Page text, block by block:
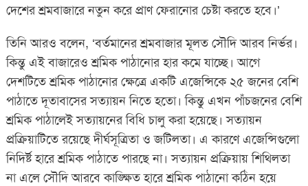
দেশের শ্রমবাজারে নতুন করে প্রাণ ফেরানোর চেষ্টা করতে হবে।’
তিনি আরও বলেন, ‘বর্তমানের শ্রমবাজার মূলত সৌদি আরব নির্ভর।
কিন্তু এই বাজারেও শ্রমিক পাঠানোর হার কমে যাচ্ছে। আগে
দেশটিতে শ্রমিক পাঠানোর ক্ষেত্রে একটি এজেন্সিকে ২৫ জনের বেশি
পাঠাতে দূতাবাসের সত্যায়ন নিতে হতো। কিন্তু এখন পাঁচজনের বেশি
শ্রমিক পাঠালেই সত্যায়নের বিধি চালু করা হয়েছে। সত্যায়ন
প্রক্রিয়াটিতে রয়েছে দীর্ঘসূত্রিতা ও জটিলতা। এ কারণে এজেন্সিগুলো
নিদির্ষ্ট হারে শ্রমিক পাঠাতে পারছে না। সত্যায়ন প্রক্রিয়ায় শিথিলতা
না এলে সৌদি আরবে কাঙ্ক্ষিত হারে শ্রমিক পাঠানো কঠিন হয়ে